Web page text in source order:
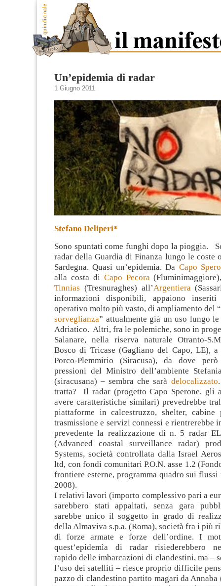
Un’epidemia di radar
1 Giugno 2011
Stefano Deliperi*
Sono spuntati come funghi dopo la pioggia.
radar della Guardia di Finanza lungo le coste
Sardegna. Quasi un’epidemìa. Da Capo
alla costa di Capo Pecora
Tinnias (Tresnuraghes) all’Argentiera
informazioni disponibili, appaiono
operativo molto più vasto, di ampliamento del “
sorveglianza” attualmente già un uso lungo le
Adriatico. Altri, fra le polemiche, sono in
Salanare, nella riserva naturale Otranto-
Bosco di Tricase (Gagliano del Capo, LE),
Porco-Plemmirio (Siracusa), da dove
pressioni del Ministro dell’ambiente
(siracusana) – sembra che sarà delocalizzato
tratta? Il radar (progetto Capo Sperone, gli
avere caratteristiche similari) prevedrebbe
piattaforme in calcestruzzo, shelter,
trasmissione e servizi connessi e rientrerebbe
prevedente la realizzazione di n. 5 radar
(Advanced coastal surveillance radar)
Systems, società controllata dalla Israel
ltd, con fondi comunitari P.O.N. asse 1.2
frontiere esterne, programma quadro sui
2008).
I relativi lavori (importo complessivo pari a
sarebbero stati appaltati, senza gara
sarebbe unico il soggetto in grado di
della Almaviva s.p.a. (Roma), società fra i più
di forze armate e forze dell’ordine. I
quest’epidemìa di radar risiederebbero
rapido delle imbarcazioni di clandestini, ma –
l’uso dei satelliti – riesce proprio difficile
pazzo di clandestino partito magari da